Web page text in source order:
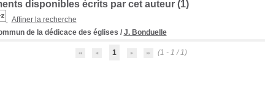
disponibles écrits par cet auteur (1)
Affiner la recherche
de la dédicace des églises / J. Bonduelle
1 (1 - 1 / 1)